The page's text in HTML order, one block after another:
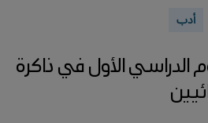
الأول في ذاكرة